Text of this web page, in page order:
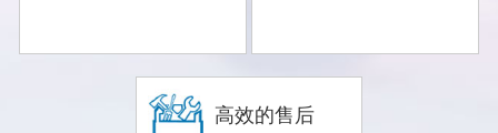
高效的售后